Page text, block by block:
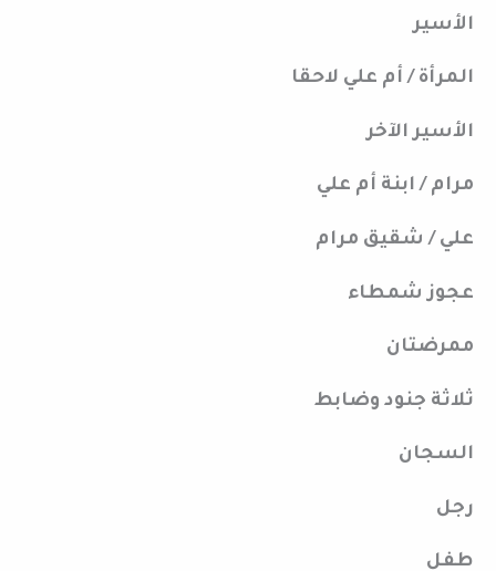
الأسير
المرأة / أم علي لاحقا
الأسير الآخر
مرام / ابنة أم علي
علي / شقيق مرام
عجوز شمطاء
ممرضتان
ثلاثة جنود وضابط
السجان
رجل
طفل